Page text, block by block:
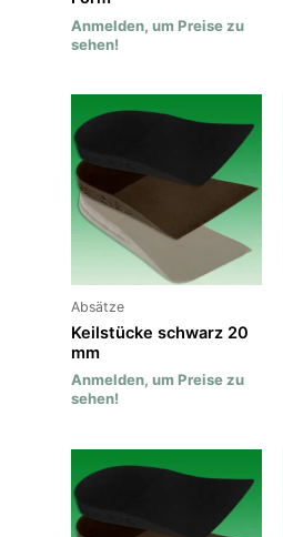
Anmelden, um Preise zu
sehen!
Absätze
Keilstücke schwarz 20
mm
Anmelden, um Preise zu
sehen!